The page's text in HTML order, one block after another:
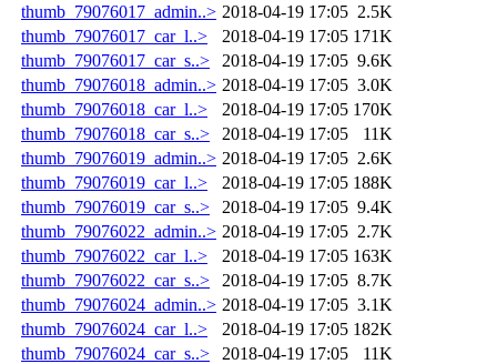
thumb_79076017_admin..> 2018-04-19 17:05 2.5K
thumb_79076017_car_l..>
2018-04-19 17:05 171K
thumb_79076017_car_s..>
2018-04-19 17:05 9.6K
thumb_79076018_admin..> 2018-04-19 17:05 3.0K
thumb_79076018_car_l..>
2018-04-19 17:05 170K
thumb_79076018_car_s..>
2018-04-19 17:05
11K
thumb_79076019_admin..> 2018-04-19 17:05 2.6K
thumb_79076019_car_l..>
2018-04-19 17:05 188K
thumb_79076019_car_s..>
2018-04-19 17:05 9.4K
thumb_79076022_admin..> 2018-04-19 17:05 2.7K
thumb_79076022_car_l..>
2018-04-19 17:05 163K
thumb_79076022_car_s..>
2018-04-19 17:05 8.7K
thumb_79076024_admin..> 2018-04-19 17:05 3.1K
thumb_79076024_car_l..>
2018-04-19 17:05 182K
thumb_79076024_car_s..>
2018-04-19 17:05
11K